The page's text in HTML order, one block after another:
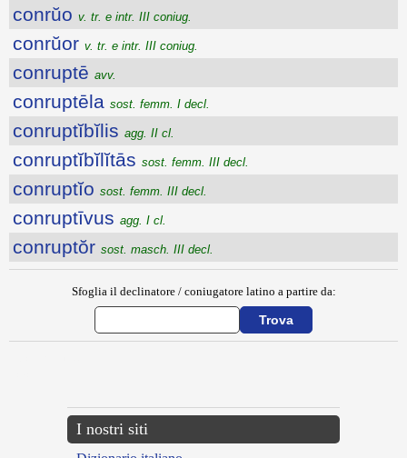
conrŭo v. tr. e intr. III coniug.
conrŭor v. tr. e intr. III coniug.
conruptē avv.
conruptēla sost. femm. I decl.
conruptĭbĭlis agg. II cl.
conruptĭbĭlĭtās sost. femm. III decl.
conruptĭo sost. femm. III decl.
conruptīvus agg. I cl.
conruptŏr sost. masch. III decl.
Sfoglia il declinatore / coniugatore latino a partire da:
I nostri siti